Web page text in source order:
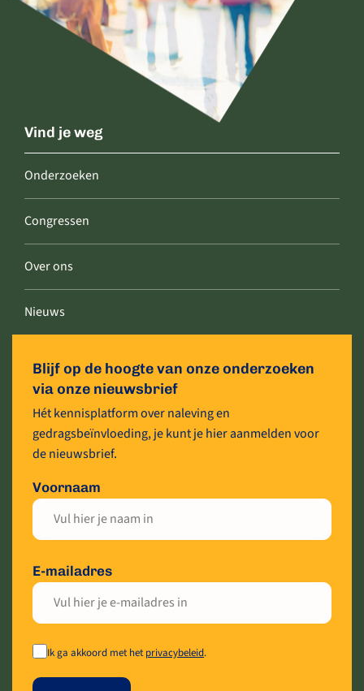
Vind je weg
Onderzoeken
Congressen
Over ons
Nieuws
Blijf op de hoogte van onze onderzoeken
via onze nieuwsbrief
Hét kennisplatform over naleving en
gedragsbeïnvloeding, je kunt je hier aanmelden voor
de nieuwsbrief.
Voornaam
E-mailadres
Ik ga akkoord met hetprivacybeleid.